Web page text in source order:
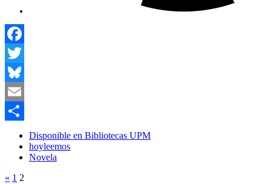
Facebook
Twitter
Bluesky
Email
Compartir
Disponible en Bibliotecas UPM
hoyleemos
Novela
« 1 2